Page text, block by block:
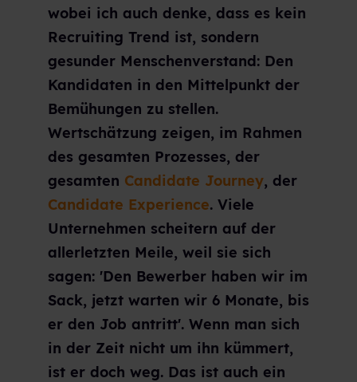
wobei ich auch denke, dass es kein
Recruiting Trend ist, sondern
gesunder Menschenverstand: Den
Kandidaten in den Mittelpunkt der
Bemühungen zu stellen.
Wertschätzung zeigen, im Rahmen
des gesamten Prozesses, der
gesamten Candidate Journey, der
Candidate Experience. Viele
Unternehmen scheitern auf der
allerletzten Meile, weil sie sich
sagen: 'Den Bewerber haben wir im
Sack, jetzt warten wir 6 Monate, bis
er den Job antritt'. Wenn man sich
in der Zeit nicht um ihn kümmert,
ist er doch weg. Das ist auch ein